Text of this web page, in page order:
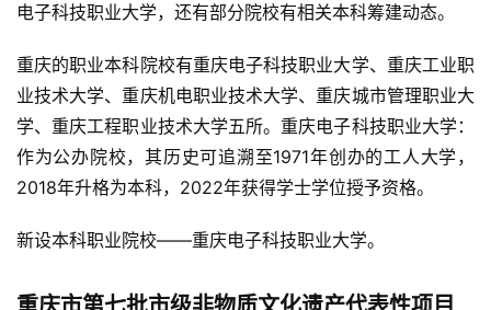
电子科技职业大学，还有部分院校有相关本科筹建动态。
重庆的职业本科院校有重庆电子科技职业大学、重庆工业职
业技术大学、重庆机电职业技术大学、重庆城市管理职业大
学、重庆工程职业技术大学五所。重庆电子科技职业大学：
作为公办院校，其历史可追溯至1971年创办的工人大学，
2018年升格为本科，2022年获得学士学位授予资格。
新设本科职业院校——重庆电子科技职业大学。